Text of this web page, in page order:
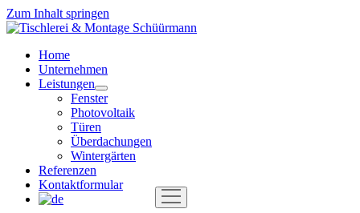
Zum Inhalt springen
Tischlerei
Montage
Schüürmann
Home
Unternehmen
Leistungen
Menü
öffnen
Fenster
Photovoltaik
Türen
Überdachungen
Wintergärten
Referenzen
Kontaktformular
Menü
öffnen